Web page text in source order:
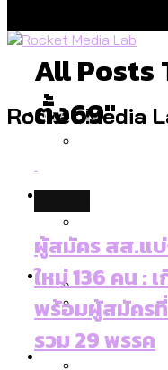
Rocket Media
Politics
สำรวจร่าง
จราจรฯ เพิ่
โดยเขตจ
เมื่อแยกท่อ
ใหม่จะมีงบฯ
Environment
สำรวจเหตุ
จากไฟฟ้าลั
ลัดวงจรม
Culture
โลกใบเดีย
Economy
All Posts
ตั้ง69"
ผู้สมัคร สส.แ
ใหม่ 136 คน :
พร้อมผู้สมัคร
รวม 29 พรรค